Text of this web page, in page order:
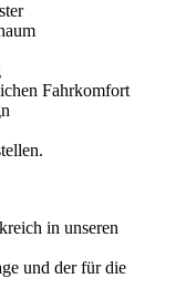
Fahrkomfort
in unseren
und der für die